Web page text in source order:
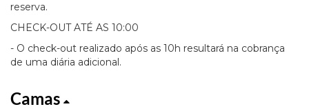
reserva.
CHECK-OUT ATÉ AS 10:00
- O check-out realizado após as 10h resultará na cobrança
de uma diária adicional.
Camas